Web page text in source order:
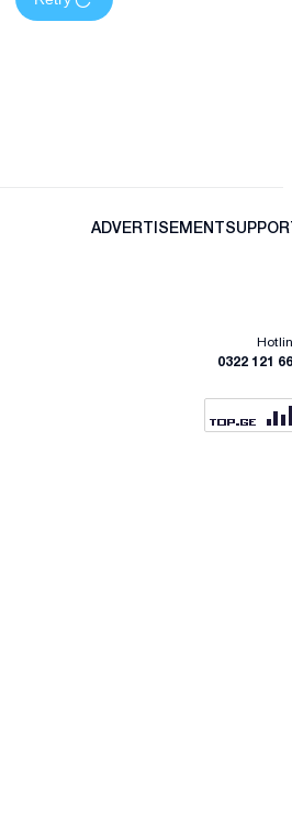
ADVERTISEMENT
0322 121